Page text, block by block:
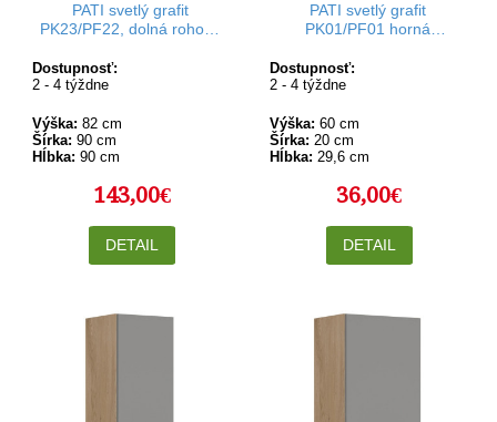
PATI svetlý grafit
PK23/PF22, dolná rohová
Dostupnosť:
2 - 4 týždne
Výška: 82 cm
Šírka: 90 cm
Hĺbka: 90 cm
143,00€
DETAIL
PATI svetlý grafit
PK01/PF01 horná
Dostupnosť:
2 - 4 týždne
Výška: 60 cm
Šírka: 20 cm
Hĺbka: 29,6 cm
36,00€
DETAIL